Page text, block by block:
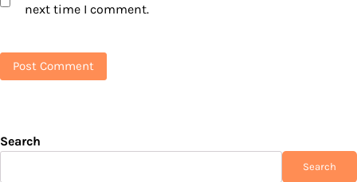
next time I comment.
Search
Search